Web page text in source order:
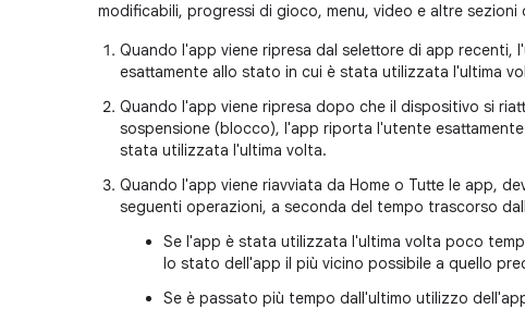
modificabili, progressi di gioco, menu, video e altre
Quando l'app viene ripresa dal selettore di app recenti,
esattamente allo stato in cui è stata utilizzata l'ultima
Quando l'app viene ripresa dopo che il dispositivo si
sospensione (blocco), l'app riporta l'utente
stata utilizzata l'ultima volta.
Quando l'app viene riavviata da Home o Tutte le app,
seguenti operazioni, a seconda del tempo trascorso
Se l'app è stata utilizzata l'ultima volta poco
lo stato dell'app il più vicino possibile a quello
Se è passato più tempo dall'ultimo utilizzo